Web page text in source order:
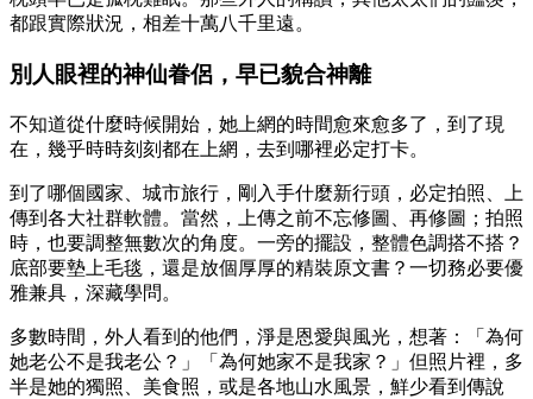
都跟實際狀況，相差十萬八千里遠。
別人眼裡的神仙眷侶，早已貌合神離
不知道從什麼時候開始，她上網的時間愈來愈多了，到了現
在，幾乎時時刻刻都在上網，去到哪裡必定打卡。
到了哪個國家、城市旅行，剛入手什麼新行頭，必定拍照、上
傳到各大社群軟體。當然，上傳之前不忘修圖、再修圖；拍照
時，也要調整無數次的角度。一旁的擺設，整體色調搭不搭？
底部要墊上毛毯，還是放個厚厚的精裝原文書？一切務必要優
雅兼具，深藏學問。
多數時間，外人看到的他們，淨是恩愛與風光，想著：「為何
她老公不是我老公？」「為何她家不是我家？」但照片裡，多
半是她的獨照、美食照，或是各地山水風景，鮮少看到傳說